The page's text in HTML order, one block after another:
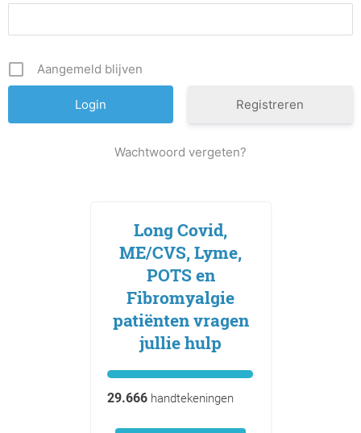
Aangemeld blijven
Registreren
Wachtwoord vergeten?
Long Covid,
ME/CVS, Lyme,
POTS en
Fibromyalgie
patiënten vragen
jullie hulp
29.666handtekeningen